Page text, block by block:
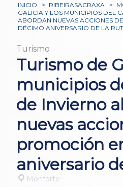
INICIO > RIBEIRASACRAXA >
GALICIA Y LOS MUNICIPIOS DEL
ABORDAN NUEVAS ACCIONES
DÉCIMO ANIVERSARIO DE LA
Turismo
Turismo de
municipios
de Invierno
nuevas
promoción
aniversario
Monforte